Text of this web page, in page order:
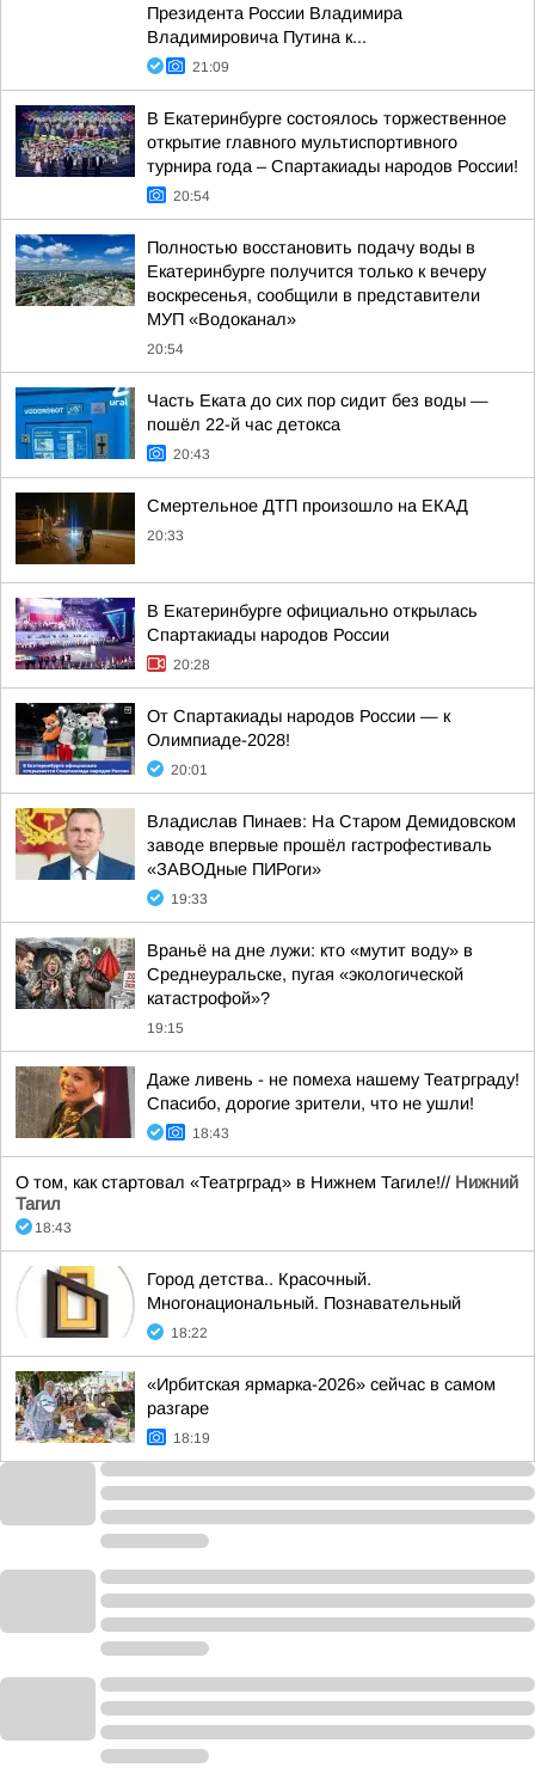
Президента России Владимира
Владимировича Путина к...
21:09
В Екатеринбурге состоялось торжественное
открытие главного мультиспортивного
турнира года – Спартакиады народов России!
20:54
Полностью восстановить подачу воды в
Екатеринбурге получится только к вечеру
воскресенья, сообщили в представители
МУП «Водоканал»
20:54
Часть Еката до сих пор сидит без воды —
пошёл 22-й час детокса
20:43
Смертельное ДТП произошло на ЕКАД
20:33
В Екатеринбурге официально открылась
Спартакиады народов России
20:28
От Спартакиады народов России — к
Олимпиаде-2028!
20:01
Владислав Пинаев: На Старом Демидовском
заводе впервые прошёл гастрофестиваль
«ЗАВОДные ПИРоги»
19:33
Враньё на дне лужи: кто «мутит воду» в
Среднеуральске, пугая «экологической
катастрофой»?
19:15
Даже ливень - не помеха нашему Театрграду!
Спасибо, дорогие зрители, что не ушли!
18:43
О том, как стартовал «Театрград» в Нижнем Тагиле!// Нижний
Тагил
18:43
Город детства.. Красочный.
Многонациональный. Познавательный
18:22
«Ирбитская ярмарка-2026» сейчас в самом
разгаре
18:19